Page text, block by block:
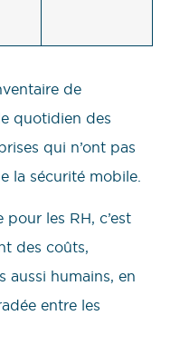
de
quotidien des
qui n’ont pas
la sécurité mobile.
les RH, c’est
des coûts,
aussi humains, en
entre les